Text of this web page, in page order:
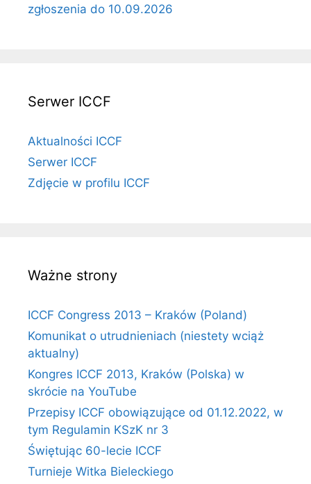
zgłoszenia do 10.09.2026
Serwer ICCF
Aktualności ICCF
Serwer ICCF
Zdjęcie w profilu ICCF
Ważne strony
ICCF Congress 2013 – Kraków (Poland)
Komunikat o utrudnieniach (niestety wciąż
aktualny)
Kongres ICCF 2013, Kraków (Polska) w
skrócie na YouTube
Przepisy ICCF obowiązujące od 01.12.2022, w
tym Regulamin KSzK nr 3
Świętując 60-lecie ICCF
Turnieje Witka Bieleckiego